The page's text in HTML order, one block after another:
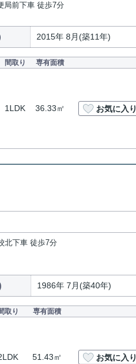
局前下車 徒歩7分
2015年 8月(築11年)
間取り 専有面積
1LDK 36.33㎡ お気に入り
北下車 徒歩7分
1986年 7月(築40年)
取り 専有面積
51.43㎡ お気に入り